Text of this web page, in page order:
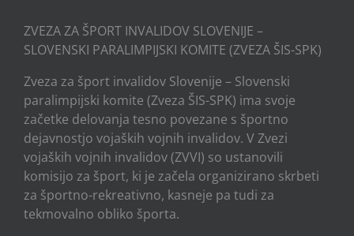
ZVEZA ZA ŠPORT INVALIDOV SLOVENIJE –
SLOVENSKI PARALIMPIJSKI KOMITE (ZVEZA ŠIS-SPK)
Zveza za šport invalidov Slovenije – Slovenski
paralimpijski komite (Zveza ŠIS-SPK) ima svoje
začetke delovanja tesno povezane s športno
dejavnostjo vojaških vojnih invalidov. V Zvezi
vojaških vojnih invalidov (ZVVI) so ustanovili
komisijo za šport, ki je začela organizirano skrbeti
za športno-rekreativno, kasneje pa tudi za
tekmovalno obliko športa.